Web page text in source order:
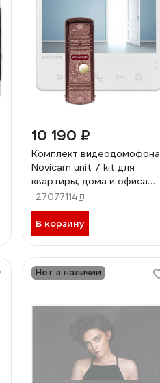
10 190 ₽
Комплект видеодомофона
Novicam unit 7 kit для
квартиры, дома и офиса
4904
27077114
В корзину
Нет в наличии